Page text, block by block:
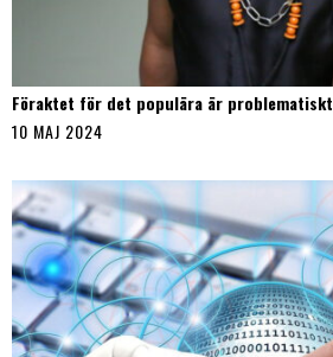
Föraktet för det populära är problematiskt
10 MAJ 2024